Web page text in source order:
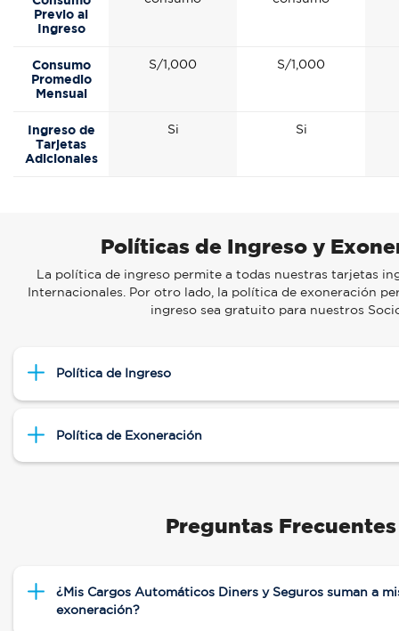
Previo al
Ingreso
Consumo
Promedio
Mensual
S/1,000 S/1,000
Ingreso de
Tarjetas
Adicionales
Si Si
Políticas de Ingreso y
La política de ingreso permite a todas nuestras tarjetas
Internacionales. Por otro lado, la política de exoneración
ingreso sea gratuito para nuestros
Política de Ingreso
Política de Exoneración
Preguntas Frecuentes
¿Mis Cargos Automáticos Diners y Seguros suman a
exoneración?